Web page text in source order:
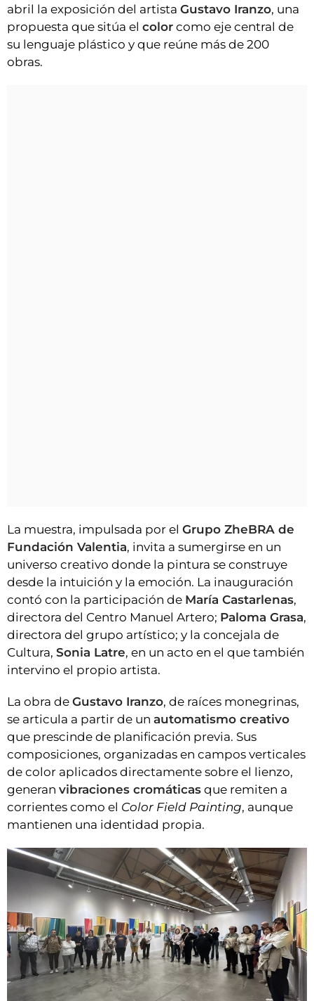
INICIAR SESIÓN
abril la exposición del artista Gustavo Iranzo, una
propuesta que sitúa el color como eje central de
su lenguaje plástico y que reúne más de 200
obras.
La muestra, impulsada por el Grupo ZheBRA de
Fundación Valentia, invita a sumergirse en un
universo creativo donde la pintura se construye
desde la intuición y la emoción. La inauguración
contó con la participación de María Castarlenas,
directora del Centro Manuel Artero; Paloma Grasa,
directora del grupo artístico; y la concejala de
Cultura, Sonia Latre, en un acto en el que también
intervino el propio artista.
La obra de Gustavo Iranzo, de raíces monegrinas,
se articula a partir de un automatismo creativo
que prescinde de planificación previa. Sus
composiciones, organizadas en campos verticales
de color aplicados directamente sobre el lienzo,
generan vibraciones cromáticas que remiten a
corrientes como el Color Field Painting, aunque
mantienen una identidad propia.